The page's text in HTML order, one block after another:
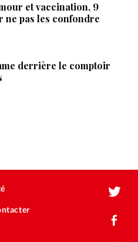
et vaccination, 9
ne pas les confondre
derrière le comptoir